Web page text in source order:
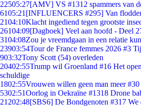
22505:27[AMV] VS #1312 spammers van
6105:21 [INFLUENCERS #295] Van
2104:10Klacht ingediend tegen grootste
26104:09[Dagboek] Veel aan hoofd - Deel
3104:08Zou je vreemdgaan in een relatie
23903:54Tour de France femmes 2026 #3
903:32Tony Scott (54) overleden
20402:55Trump wil Groenland #16 Het
schuldige
1802:55Vrouwen willen geen man meer #30
5302:51Oorlog in Oekraïne #1318 Drone
21202:48[SBS6] De Bondgenoten #317 We